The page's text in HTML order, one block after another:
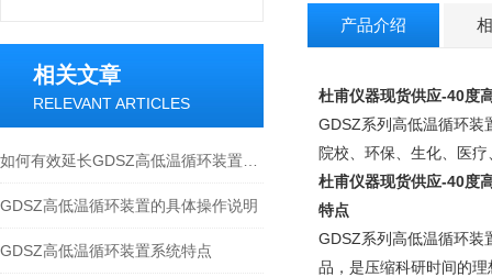
相关文章
RELEVANT ARTICLES
GDSZ高低温循环装置的具体操作说明
GDSZ高低温循环装置系统特点
产品介绍
杜甫仪器现货供应-40度
GDSZ系列高低温循环装
院校、环保、生化、医
杜甫仪器现货供应-40度
特点
GDSZ系列高低温循环装
品，是压缩科研时间的理